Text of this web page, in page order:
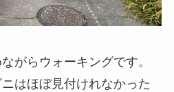
がらウォーキングです。
はほぼ見付けれなかった